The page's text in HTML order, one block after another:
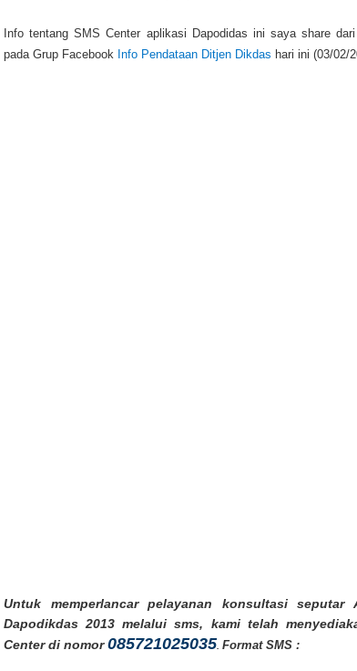
Info tentang SMS Center aplikasi Dapodidas ini saya share
pada Grup Facebook Info Pendataan Ditjen Dikdas hari ini (03/02/
Untuk memperlancar pelayanan konsultasi seputar
Dapodikdas 2013 melalui sms, kami telah
Center di nomor085721025035 Format SMS :